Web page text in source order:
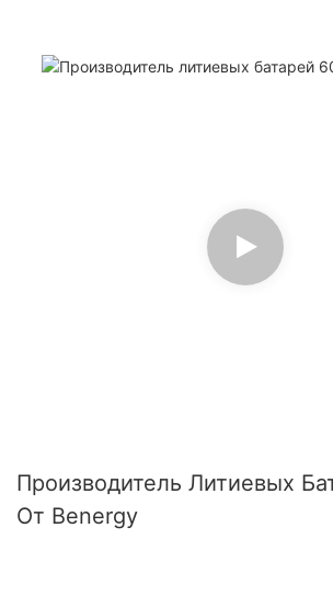
Производитель Литиевых
От Benergy